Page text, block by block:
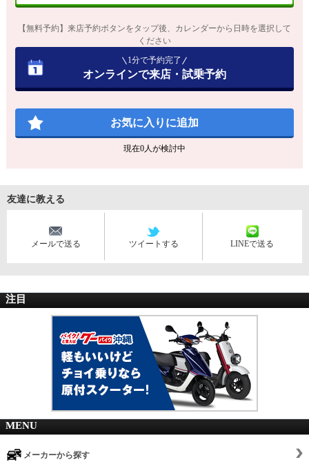
【無料予約】来店予約ボタンをタップ後、カレンダーから日時を選択して
ください
1分で予約完了
オンラインで来店・試乗予約
お気に入りに追加
現在0人が検討中
友達に教える
メールで送る ツイートする LINEで送る
注目
MENU
メーカーから探す